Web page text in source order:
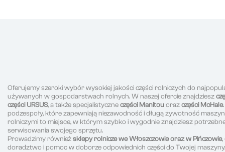
Oferujemy szeroki wybór wysokiej jakości części rolniczych do
używanych w gospodarstwach rolnych. W naszej ofercie znajdziesz
części URSUS, a także specjalistyczneczęści Manitouorazczęści McHale
podzespoły, które zapewniają niezawodność i długą żywotność
rolniczymi to miejsce, w którym szybko i wygodnie znajdziesz
serwisowania swojego sprzętu.
Prowadzimy równieżsklepy rolnicze we Włoszczowie oraz w Pińczowie,
doradztwo i pomoc w doborze odpowiednich części do Twojej maszyny.